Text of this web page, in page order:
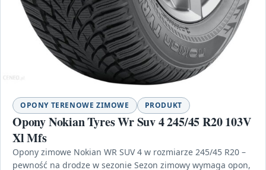
OPONY TERENOWE ZIMOWE PRODUKT
Opony Nokian Tyres Wr Suv 4 245/45 R20 103V
Xl Mfs
Opony zimowe Nokian WR SUV 4 w rozmiarze 245/45 R20 –
pewność na drodze w sezonie Sezon zimowy wymaga opon,